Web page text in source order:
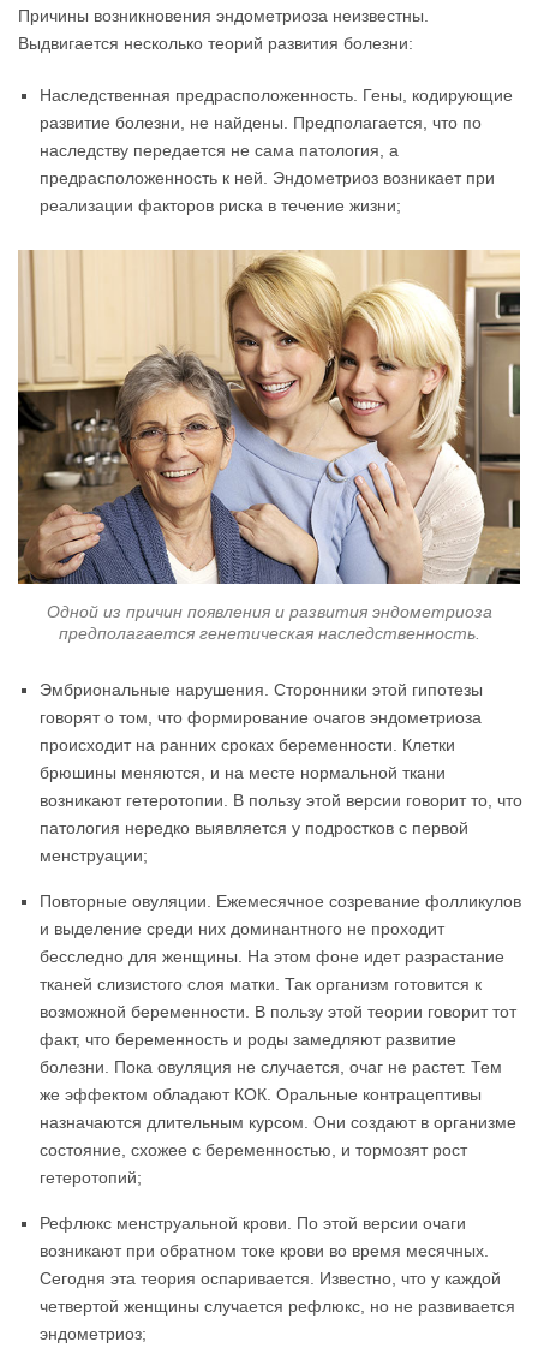
Причины возникновения эндометриоза неизвестны.
Выдвигается несколько теорий развития болезни:
Наследственная предрасположенность. Гены, кодирующие
развитие болезни, не найдены. Предполагается, что по
наследству передается не сама патология, а
предрасположенность к ней. Эндометриоз возникает при
реализации факторов риска в течение жизни;
Одной из причин появления и развития эндометриоза
предполагается генетическая наследственность.
Эмбриональные нарушения. Сторонники этой гипотезы
говорят о том, что формирование очагов эндометриоза
происходит на ранних сроках беременности. Клетки
брюшины меняются, и на месте нормальной ткани
возникают гетеротопии. В пользу этой версии говорит то, что
патология нередко выявляется у подростков с первой
менструации;
Повторные овуляции. Ежемесячное созревание фолликулов
и выделение среди них доминантного не проходит
бесследно для женщины. На этом фоне идет разрастание
тканей слизистого слоя матки. Так организм готовится к
возможной беременности. В пользу этой теории говорит тот
факт, что беременность и роды замедляют развитие
болезни. Пока овуляция не случается, очаг не растет. Тем
же эффектом обладают КОК. Оральные контрацептивы
назначаются длительным курсом. Они создают в организме
состояние, схожее с беременностью, и тормозят рост
гетеротопий;
Рефлюкс менструальной крови. По этой версии очаги
возникают при обратном токе крови во время месячных.
Сегодня эта теория оспаривается. Известно, что у каждой
четвертой женщины случается рефлюкс, но не развивается
эндометриоз;